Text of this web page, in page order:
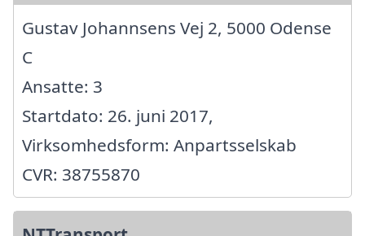
Gustav Johannsens Vej 2, 5000 Odense
C
Ansatte: 3
Startdato: 26. juni 2017,
Virksomhedsform: Anpartsselskab
CVR: 38755870